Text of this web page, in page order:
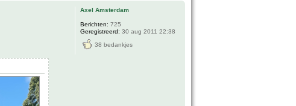
Axel Amsterdam
Berichten: 725
Geregistreerd: 30 aug 2011 22:38
38 bedankjes